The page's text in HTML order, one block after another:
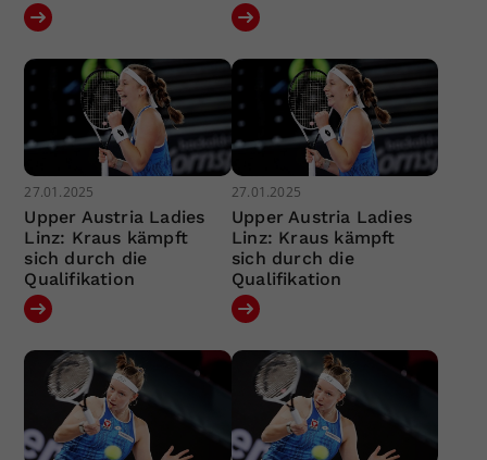
27.01.2025
Upper Austria Ladies
Linz: Kraus kämpft
sich durch die
Qualifikation
27.01.2025
Upper Austria Ladies
Linz: Kraus kämpft
sich durch die
Qualifikation